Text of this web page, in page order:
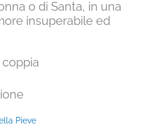
o di Santa, in una
insuperabile ed
Pieve